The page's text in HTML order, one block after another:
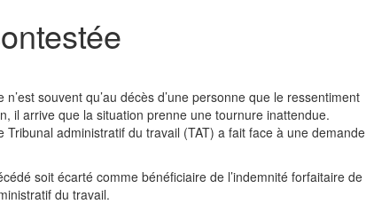
souvent qu’au décès d’une personne que le ressentiment
il arrive que la situation prenne une tournure inattendue.
Tribunal administratif du travail (TAT) a fait face à une demande
soit écarté comme bénéficiaire de l’indemnité forfaitaire de
du travail.